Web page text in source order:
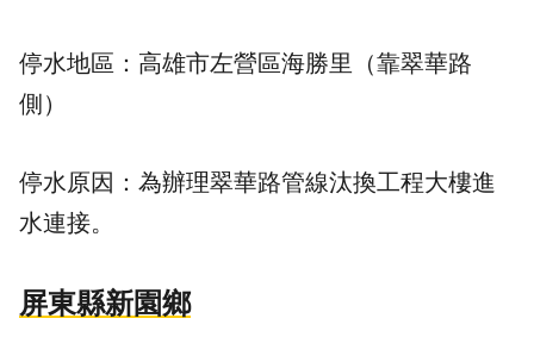
停水地區：高雄市左營區海勝里（靠翠華路
側）
停水原因：為辦理翠華路管線汰換工程大樓進
水連接。
屏東縣新園鄉